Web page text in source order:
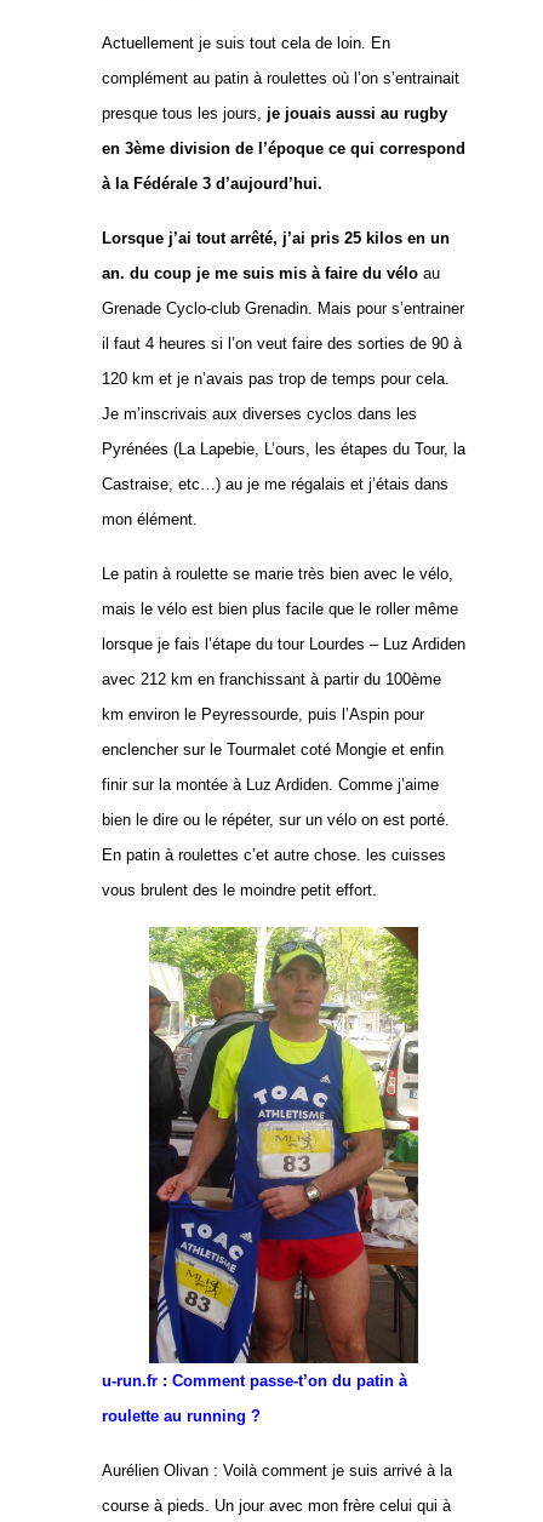
Actuellement je suis tout cela de loin. En
complément au patin à roulettes où l’on s’entrainait
presque tous les jours, je jouais aussi au rugby
en 3ème division de l’époque ce qui correspond
à la Fédérale 3 d’aujourd’hui.
Lorsque j’ai tout arrêté, j’ai pris 25 kilos en un
an. du coup je me suis mis à faire du vélo au
Grenade Cyclo-club Grenadin. Mais pour s’entrainer
il faut 4 heures si l’on veut faire des sorties de 90 à
120 km et je n’avais pas trop de temps pour cela.
Je m’inscrivais aux diverses cyclos dans les
Pyrénées (La Lapebie, L’ours, les étapes du Tour, la
Castraise, etc…) au je me régalais et j’étais dans
mon élément.
Le patin à roulette se marie très bien avec le vélo,
mais le vélo est bien plus facile que le roller même
lorsque je fais l’étape du tour Lourdes – Luz Ardiden
avec 212 km en franchissant à partir du 100ème
km environ le Peyressourde, puis l’Aspin pour
enclencher sur le Tourmalet coté Mongie et enfin
finir sur la montée à Luz Ardiden. Comme j’aime
bien le dire ou le répéter, sur un vélo on est porté.
En patin à roulettes c’et autre chose. les cuisses
vous brulent des le moindre petit effort.
u-run.fr : Comment passe-t’on du patin à
roulette au running ?
Aurélien Olivan : Voilà comment je suis arrivé à la
course à pieds. Un jour avec mon frère celui qui à